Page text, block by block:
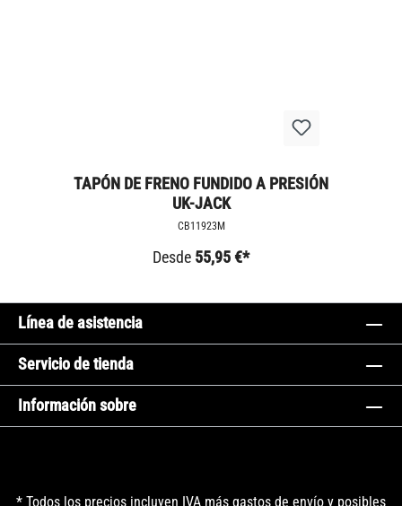
TAPÓN DE FRENO FUNDIDO A PRESIÓN
UK-JACK
CB11923M
Desde 55,95 €*
Línea de asistencia
Servicio de tienda
Información sobre
* Todos los precios incluyen IVA más gastos de envío y posibles